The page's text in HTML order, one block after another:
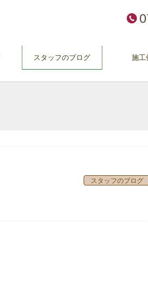
スタッフのブログ 施工
スタッフのブログ